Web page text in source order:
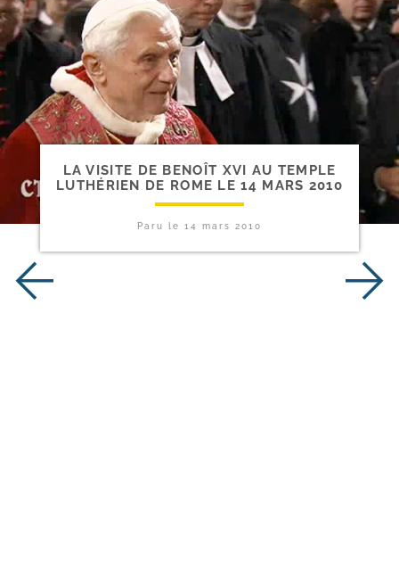
LA VISITE DE BENOÎT XVI AU TEMPLE
LUTHÉRIEN DE ROME LE 14 MARS 2010
Paru le 14 mars 2010